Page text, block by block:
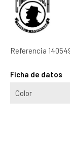
Referencia
Ficha de datos
Color